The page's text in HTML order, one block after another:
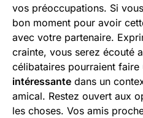
vos préoccupations. Si
bon moment pour avoir
avec votre partenaire.
crainte, vous serez écouté
célibataires pourraient faire
intéressante dans un
amical. Restez ouvert aux
les choses. Vos amis